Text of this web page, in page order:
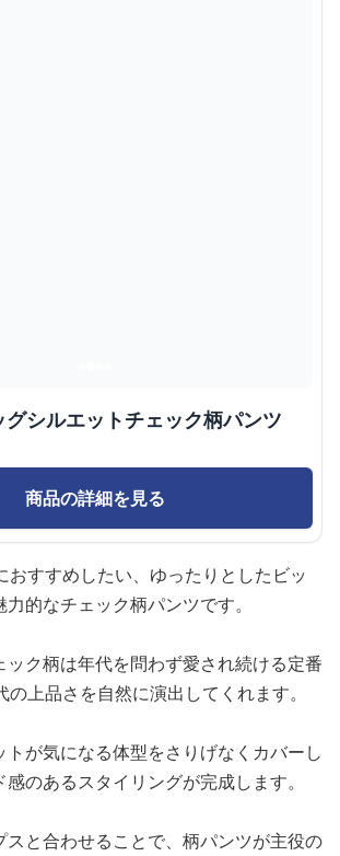
シルエットチェック柄パンツ
商品の詳細を見る
おすすめしたい、ゆったりとしたビッ
的なチェック柄パンツです。
ック柄は年代を問わず愛され続ける定番
上品さを自然に演出してくれます。
トが気になる体型をさりげなくカバーし
のあるスタイリングが完成します。
スと合わせることで、柄パンツが主役の